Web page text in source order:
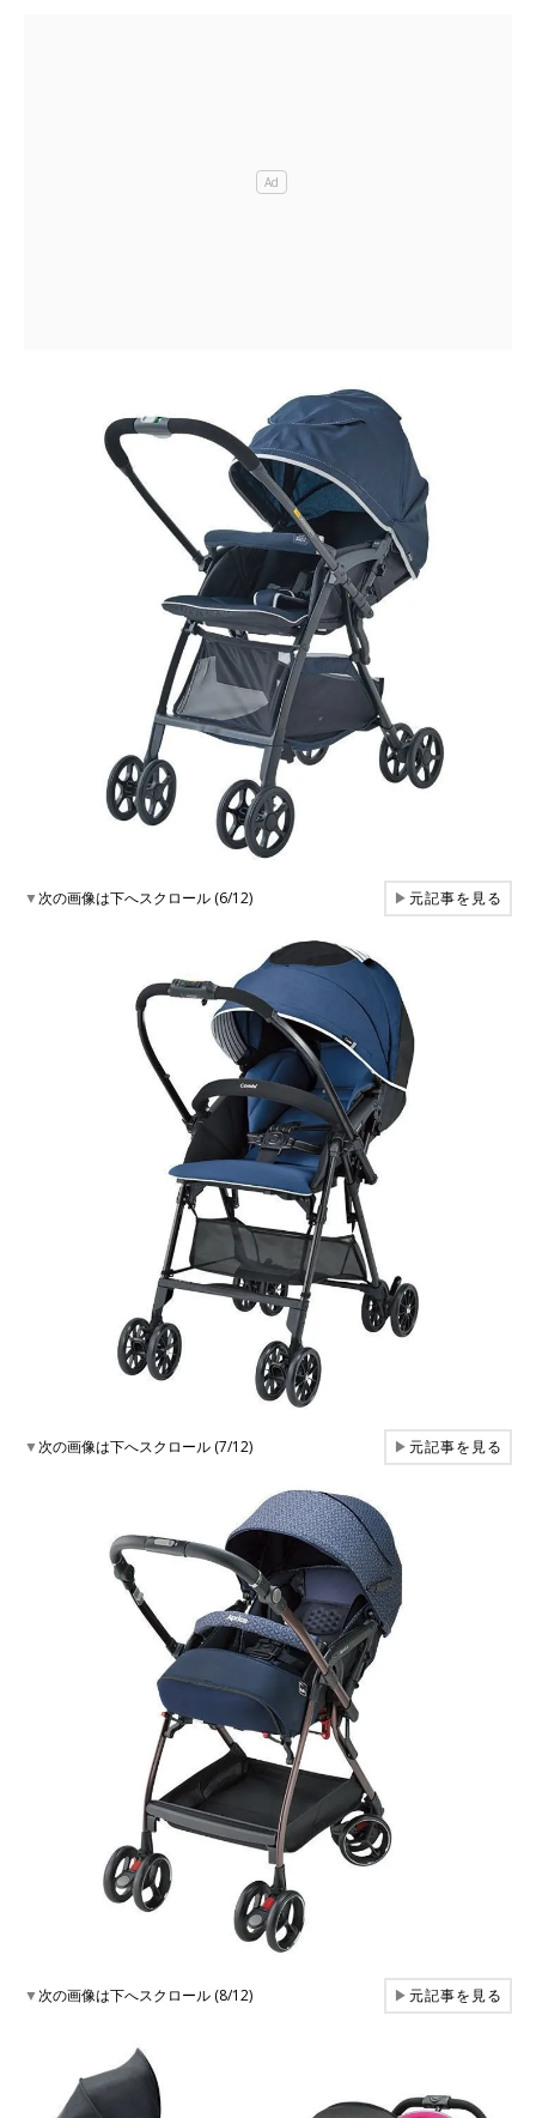
▼次の画像は下へスクロール (6/12) ▶元記事を見る
▼次の画像は下へスクロール (7/12) ▶元記事を見る
▼次の画像は下へスクロール (8/12) ▶元記事を見る